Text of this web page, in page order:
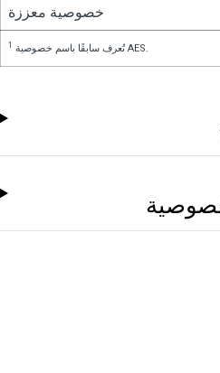
خصوصية معززة
1 تُعرف سابقًا باسم خصوصية AES.